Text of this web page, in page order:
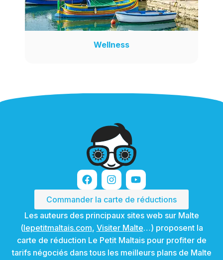
Wellness
Commander la carte de réductions
Les auteurs des principaux sites web sur Malte
(lepetitmaltais.com, Visiter Malte…) proposent la
carte de réduction Le Petit Maltais pour profiter de
tarifs négociés dans tous les meilleurs plans de Malte